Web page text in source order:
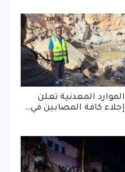
الموارد المعدنية تعلن
إجلاء كافة المصابين في…